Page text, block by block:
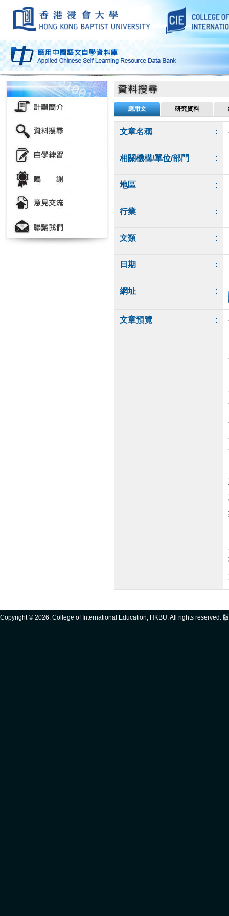
應用文 研究資料
文章名稱 :
相關機構/單位/部門 :
地區 :
行業 :
文類 :
日期 :
網址 :
文章預覽 :
Copyright © 2026. College of International Education, HKBU. All rights reserved.